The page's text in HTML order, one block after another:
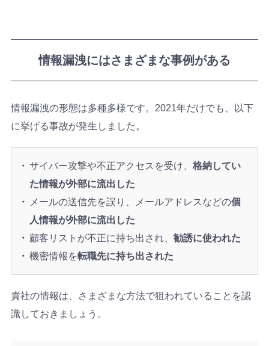
情報漏洩にはさまざまな事例がある
情報漏洩の形態は多種多様です。2021年だけでも、以下
に挙げる事故が発生しました。
サイバー攻撃や不正アクセスを受け、 格納してい
た情報が外部に流出した
メールの送信先を誤り、メールアドレスなどの個
人情報が外部に流出した
顧客リストが不正に持ち出され、 勧誘に使われた
機密情報を転職先に持ち出された
貴社の情報は、さまざまな方法で狙われていることを認
識しておきましょう。